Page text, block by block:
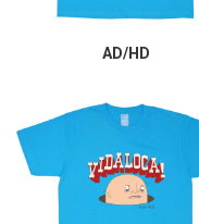
AD/HD